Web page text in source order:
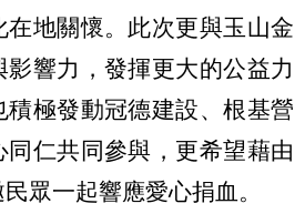
地關懷。此次更與玉山金
響力，發揮更大的公益力
極發動冠德建設、根基營
仁共同參與，更希望藉由
眾一起響應愛心捐血。